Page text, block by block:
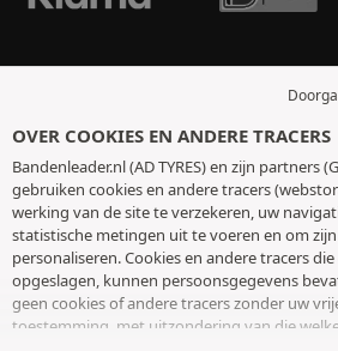
OVER COOKIES EN ANDERE TRACERS
Bandenleader.nl (AD TYRES) en zijn partners
gebruiken cookies en andere tracers
werking van de site te verzekeren, uw
statistische metingen uit te voeren en om
personaliseren. Cookies en andere tracers
opgeslagen, kunnen persoonsgegevens
geen cookies of andere tracers zonder uw
toestemming, met uitzondering van die